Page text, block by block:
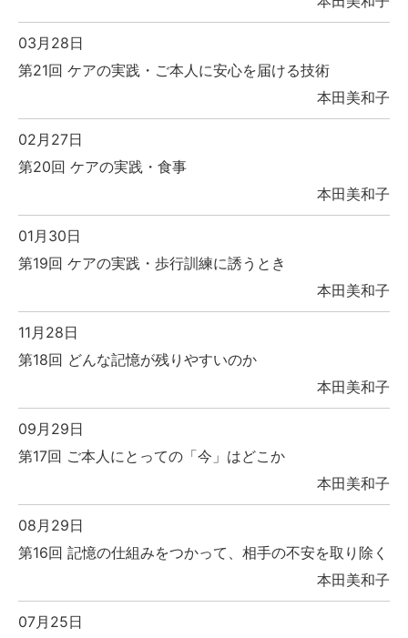
03月28日
第21回 ケアの実践・ご本人に安心を届ける技術
本田美和子
02月27日
第20回 ケアの実践・食事
本田美和子
01月30日
第19回 ケアの実践・歩行訓練に誘うとき
本田美和子
11月28日
第18回 どんな記憶が残りやすいのか
本田美和子
09月29日
第17回 ご本人にとっての「今」はどこか
本田美和子
08月29日
第16回 記憶の仕組みをつかって、相手の不安を取り除く
本田美和子
07月25日